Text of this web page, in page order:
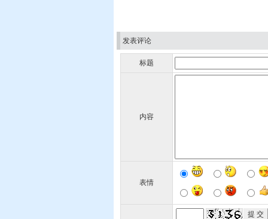
发表评论
标题
内容
表情